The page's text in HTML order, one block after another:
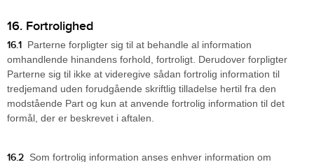
16. Fortrolighed
16.1 Parterne forpligter sig til at behandle al information
omhandlende hinandens forhold, fortroligt. Derudover forpligter
Parterne sig til ikke at videregive sådan fortrolig information til
tredjemand uden forudgående skriftlig tilladelse hertil fra den
modstående Part og kun at anvende fortrolig information til det
formål, der er beskrevet i aftalen.
16.2 Som fortrolig information anses enhver information om